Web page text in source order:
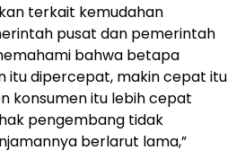
terkait kemudahan
pusat dan pemerintah
bahwa betapa
itu dipercepat, makin cepat itu
konsumen itu lebih cepat
pengembang tidak
berlarut lama,”